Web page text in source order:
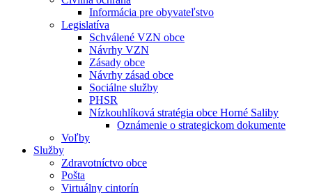
Informácia pre obyvateľstvo
Legislatíva
Schválené VZN obce
Návrhy VZN
Zásady obce
Návrhy zásad obce
Sociálne služby
PHSR
Nízkouhlíková stratégia obce Horné Saliby
Oznámenie o strategickom dokumente
Voľby
Služby
Zdravotníctvo obce
Pošta
Virtuálny cintorín